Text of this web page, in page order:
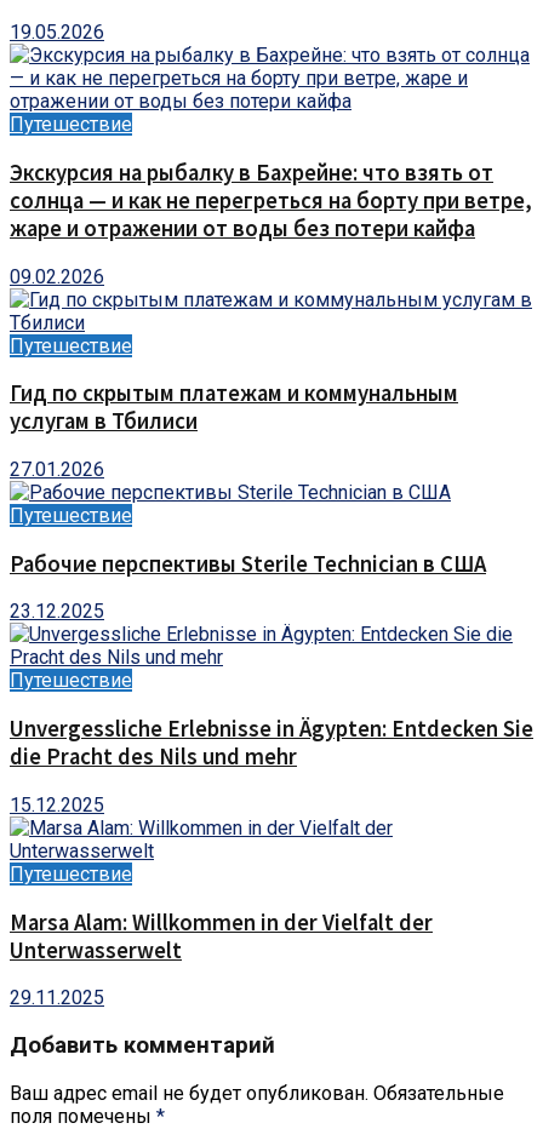
19.05.2026
Путешествие
Экскурсия на рыбалку в Бахрейне: что взять от
солнца — и как не перегреться на борту при ветре,
жаре и отражении от воды без потери кайфа
09.02.2026
Путешествие
Гид по скрытым платежам и коммунальным
услугам в Тбилиси
27.01.2026
Путешествие
Рабочие перспективы Sterile Technician в США
23.12.2025
Путешествие
Unvergessliche Erlebnisse in Ägypten: Entdecken Sie
die Pracht des Nils und mehr
15.12.2025
Путешествие
Marsa Alam: Willkommen in der Vielfalt der
Unterwasserwelt
29.11.2025
Добавить комментарий
Ваш адрес email не будет опубликован. Обязательные
поля помечены *